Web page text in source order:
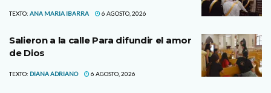
TEXTO: ANA MARIA IBARRA 6 AGOSTO, 2026
Salieron a la calle Para difundir el amor
de Dios
TEXTO: DIANA ADRIANO 6 AGOSTO, 2026